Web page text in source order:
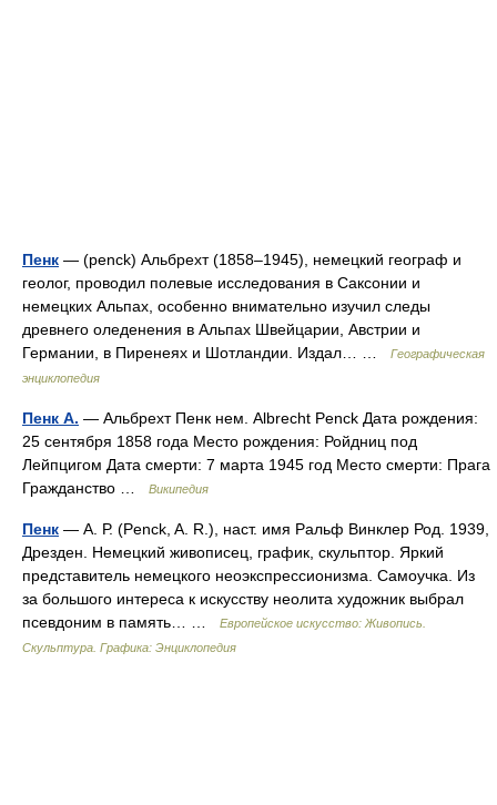
Пенк — (penck) Альбрехт (1858–1945), немецкий географ и
геолог, проводил полевые исследования в Саксонии и
немецких Альпах, особенно внимательно изучил следы
древнего оледенения в Альпах Швейцарии, Австрии и
Германии, в Пиренеях и Шотландии. Издал… …
Географическая
энциклопедия
Пенк А. — Альбрехт Пенк нем. Albrecht Penck Дата рождения:
25 сентября 1858 года Место рождения: Ройдниц под
Лейпцигом Дата смерти: 7 марта 1945 год Место смерти: Прага
Гражданство …
Википедия
Пенк — А. Р. (Penck, A. R.), наст. имя Ральф Винклер Род. 1939,
Дрезден. Немецкий живописец, график, скульптор. Яркий
представитель немецкого неоэкспрессионизма. Самоучка. Из
за большого интереса к искусству неолита художник выбрал
псевдоним в память… …
Европейское искусство: Живопись.
Скульптура. Графика: Энциклопедия